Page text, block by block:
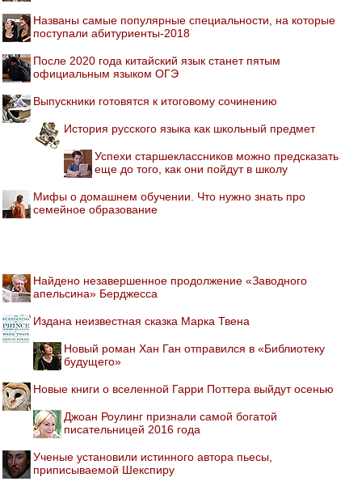
Названы самые популярные специальности, на которые
поступали абитуриенты-2018
После 2020 года китайский язык станет пятым
официальным языком ОГЭ
Выпускники готовятся к итоговому сочинению
История русского языка как школьный предмет
Успехи старшеклассников можно предсказать
еще до того, как они пойдут в школу
Мифы о домашнем обучении. Что нужно знать про
семейное образование
Найдено незавершенное продолжение «Заводного
апельсина» Берджесса
Издана неизвестная сказка Марка Твена
Новый роман Хан Ган отправился в «Библиотеку
будущего»
Новые книги о вселенной Гарри Поттера выйдут осенью
Джоан Роулинг признали самой богатой
писательницей 2016 года
Ученые установили истинного автора пьесы,
приписываемой Шекспиру